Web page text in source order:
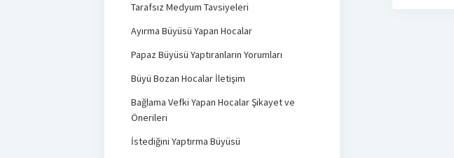
Tarafsız Medyum Tavsiyeleri
Ayırma Büyüsü Yapan Hocalar
Papaz Büyüsü Yaptıranların Yorumları
Büyü Bozan Hocalar İletişim
Bağlama Vefki Yapan Hocalar Şikayet ve
Önerileri
İstediğini Yaptırma Büyüsü